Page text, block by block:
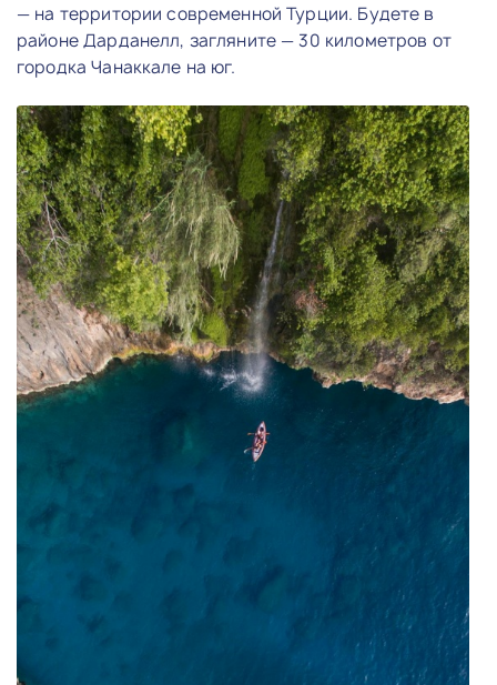
— на территории современной Турции. Будете в
районе Дарданелл, загляните — 30 километров от
городка Чанаккале на юг.